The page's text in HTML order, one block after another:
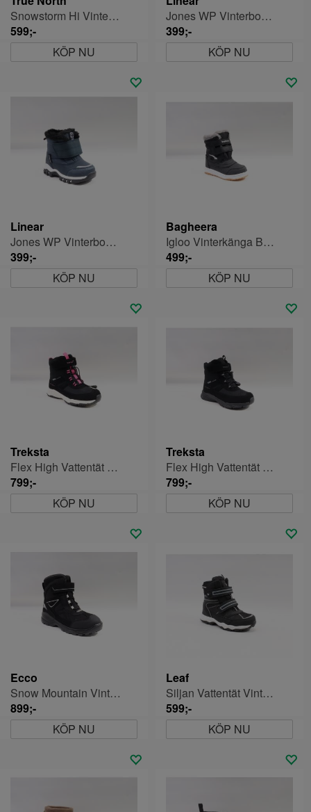
Snowstorm Hi Vinterskor Barn
599;-
KÖP NU
Jones WP Vinterboots Barn
399;-
KÖP NU
Linear
Jones WP Vinterboots Barn
399;-
KÖP NU
Bagheera
Igloo Vinterkänga Barn
499;-
KÖP NU
Treksta
Flex High Vattentät Vinterkänga Jr
799;-
KÖP NU
Treksta
Flex High Vattentät Vinterkänga Jr
799;-
KÖP NU
Ecco
Snow Mountain Vinterkänga Jr
899;-
KÖP NU
Leaf
Siljan Vattentät Vinterkänga Jr
599;-
KÖP NU